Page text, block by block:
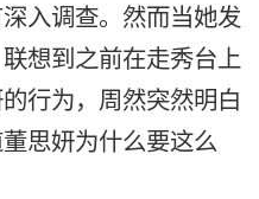
入调查。然而当她发
想到之前在走秀台上
行为，周然突然明白
思妍为什么要这么